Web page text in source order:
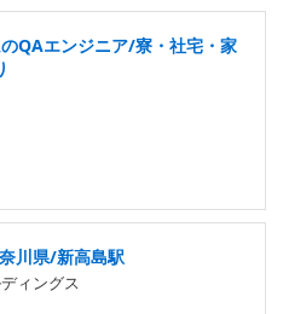
QAエンジニア/寮・社宅・家
川県/新高島駅
ィングス